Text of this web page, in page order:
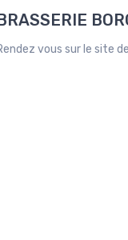
vous sur le site